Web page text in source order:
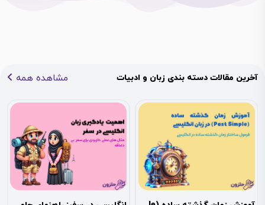
آخرین مقالات دسته بندی زبان و ادبیات مشاهده همه